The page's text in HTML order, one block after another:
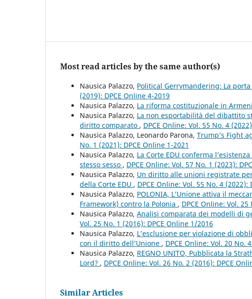
Most read articles by the same author(s)
Nausica Palazzo, Political Gerrymandering: La
(2019): DPCE Online 4-2019
Nausica Palazzo, La riforma costituzionale in
Nausica Palazzo, La non esportabilità del dibattito
diritto comparato , DPCE Online: Vol. 55 No. 4
Nausica Palazzo, Leonardo Parona, Trump’s Fight
No. 1 (2021): DPCE Online 1-2021
Nausica Palazzo, La Corte EDU conferma
stesso sesso , DPCE Online: Vol. 57 No. 1 (2023):
Nausica Palazzo, Un diritto alle unioni registrate
della Corte EDU , DPCE Online: Vol. 55 No. 4 (2022):
Nausica Palazzo, POLONIA, L’Unione attiva il
Framework) contro la Polonia , DPCE Online: Vol.
Nausica Palazzo, Analisi comparata dei modelli di
Vol. 25 No. 1 (2016): DPCE Online 1/2016
Nausica Palazzo, L’esclusione per violazione di
con il diritto dell’Unione , DPCE Online: Vol. 20 No.
Nausica Palazzo, REGNO UNITO, Pubblicata la
Lord? , DPCE Online: Vol. 26 No. 2 (2016): DPCE
Similar Articles